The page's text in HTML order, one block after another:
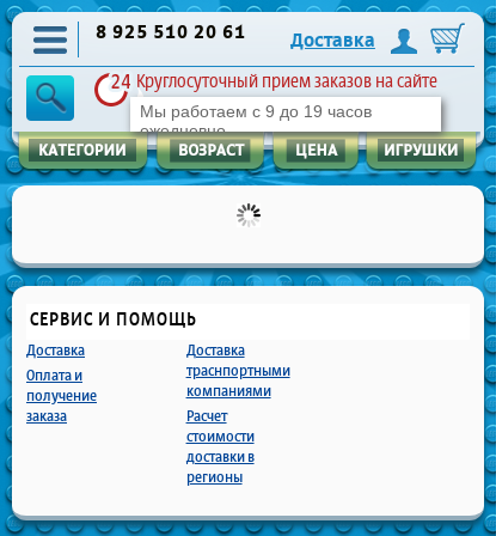
8 925 510 20 61
Доставка
Круглосуточный прием заказов на сайте
Мы работаем с 9 до 19 часов
ежедневно
СЕРВИС И ПОМОЩЬ
Доставка
Оплата и
получение
заказа
Доставка
траснпортными
компаниями
Расчет
стоимости
доставки в
регионы